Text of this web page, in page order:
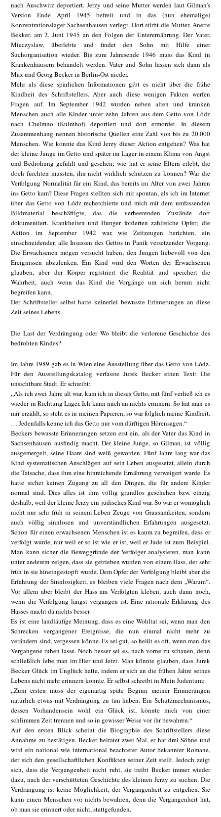
nach Auschwitz deportiert. Jerzy und seine Mutter werden laut Gilman’s
Version Ende April 1945 befreit und in das (nun ehemalige)
Konzentrationslager Sachsenhausen verlegt. Dort stirbt die Mutter, Anette
Bekker, am 2. Juni 1945 an den Folgen der Unterernährung. Der Vater,
Mieczyslaw, überlebte und findet den Sohn mit Hilfe einer
Suchorganisation wieder. Bis zum Jahresende 1946 muss das Kind in
Krankenhäusern behandelt werden. Vater und Sohn lassen sich dann als
Max und Georg Becker in Berlin-Ost nieder.
Mehr als diese spärlichen Informationen gibt es nicht über die frühe
Kindheit des Schriftstellers. Aber auch diese wenigen Fakten werfen
Fragen auf. Im September 1942 wurden neben alten und kranken
Menschen auch alle Kinder unter zehn Jahren aus dem Getto von Lódz
nach Chelmno (Kulmhof) deportiert und dort ermordet. In diesem
Zusammenhang nennen historische Quellen eine Zahl von bis zu 20.000
Menschen. Wie konnte das Kind Jerzy dieser Aktion entgehen? Was hat
der kleine Junge im Getto und später im Lager in einem Klima von Angst
und Bedrohung gefühlt und gesehen; wie hat er seine Eltern erlebt, die
doch fürchten mussten, ihn nicht wirklich schützen zu können? War die
Verfolgung Normalität für ein Kind, das bereits im Alter von zwei Jahren
ins Getto kam? Diese Fragen stellten sich mir spontan, als ich im Internet
über das Getto von Lódz recherchierte und mich mit dem umfassenden
Bildmaterial beschäftigte, das die verheerenden Zustände dort
dokumentiert. Krankheiten und Hunger forderten zahlreiche Opfer; die
Aktion im September 1942 war, wie Zeitzeugen berichten, ein
einschneidender, alle Insassen des Gettos in Panik versetzender Vorgang.
Die Erwachsenen mögen versucht haben, den Jungen liebevoll von den
Ereignissen abzulenken. Ein Kind wird den Worten der Erwachsenen
glauben, aber der Körper registriert die Realität und speichert die
Wahrheit, auch wenn das Kind die Vorgänge um sich herum nicht
begreifen kann.
Der Schriftsteller selbst hatte keinerlei bewusste Erinnerungen an diese
Zeit seines Lebens.
Die Last der Verdrängung oder Wo bleibt die verlorene Geschichte des
bedrohten Kindes?
Im Jahre 1989 gab es in Wien eine Ausstellung über das Getto von Lódz.
Für den Ausstellungskatalog verfasste Jurek Becker einen Text: Die
unsichtbare Stadt. Er schreibt:
„Als ich zwei Jahre alt war, kam ich in dieses Getto, mit fünf verließ ich es
wieder in Richtung Lager. Ich kann mich an nichts erinnern. So hat man es
mir erzählt, so steht es in meinen Papieren, so war folglich meine Kindheit.
… Jedenfalls kenne ich das Getto nur vom dürftigen Hörensagen.“
Beckers bewusste Erinnerungen setzen erst ein, als der Vater das Kind in
Sachsenhausen ausfindig macht. Der kleine Junge, so Gilman, ist völlig
ausgemergelt, seine Haare sind weiß geworden. Fünf Jahre lang war das
Kind systematischen Anschlägen auf sein Leben ausgesetzt, allein durch
die Tatsache, dass ihm eine hinreichende Ernährung verweigert wurde. Es
hatte sicher keinen Zugang zu all den Dingen, die für andere Kinder
normal sind. Dies alles ist ihm völlig grundlos geschehen bzw. einzig
deshalb, weil der kleine Jerzy ein jüdisches Kind war. So war er womöglich
nicht nur sehr früh in seinem Leben Zeuge von Grausamkeiten, sondern
auch völlig sinnlosen und unverständlichen Erfahrungen ausgesetzt.
Schon für einen erwachsenen Menschen ist es kaum zu begreifen, dass er
verfolgt wurde, nur weil er so ist wie er ist, weil er Jude ist zum Beispiel.
Man kann sicher die Beweggründe der Verfolger analysieren, man kann
unter anderem zeigen, dass sie getrieben wurden von einem Hass, der sehr
früh in sie hineingestopft wurde. Dem Opfer der Verfolgung bleibt aber die
Erfahrung der Sinnlosigkeit, es bleiben viele Fragen nach dem „Warum“.
Vor allem aber bleibt der Hass am Verfolgten kleben, auch dann noch,
wenn die Verfolgung längst vergangen ist. Eine rationale Erklärung des
Hasses macht da nichts besser.
Es ist eine landläufige Meinung, dass es eine Wohltat sei, wenn man den
Schrecken vergangener Ereignisse, die nun einmal nicht mehr zu
verändern sind, vergessen könne. Es sei gut, so heißt es oft, wenn man das
Vergangene ruhen lasse. Noch besser sei es, nach vorne zu schauen, denn
schließlich lebe man im Hier und Jetzt. Man könnte glauben, dass Jurek
Becker Glück im Unglück hatte, indem er sich an die frühen Jahre seines
Lebens nicht mehr erinnern konnte. Er selbst schreibt in Mein Judentum:
„Zum ersten muss der eigenartig späte Beginn meiner Erinnerungen
natürlich etwas mit Verdrängung zu tun haben. Ein Schutzmechanismus,
dessen Vorhandensein wohl ein Glück ist, könnte mich von einer
schlimmen Zeit trennen und so in gewisser Weise vor ihr bewahren.“
Auf den ersten Blick scheint die Biographie des Schriftstellers diese
Annahme zu bestätigen. Becker heiratet zwei Mal, er hat drei Söhne und
wird ein national wie international beachteter Autor bekannter Romane,
der sich den gesellschaftlichen Konflikten seiner Zeit stellt. Jedoch zeigt
sich, dass die Vergangenheit nicht ruht, sie treibt Becker immer wieder
dazu, nach der verschütteten Geschichte des kleinen Jerzy zu suchen. Die
Verdrängung ist keine Möglichkeit, der Vergangenheit zu entgehen. Sie
kann einen Menschen vor nichts bewahren, denn die Vergangenheit hat,
ob man sie erinnert oder nicht, stattgefunden.